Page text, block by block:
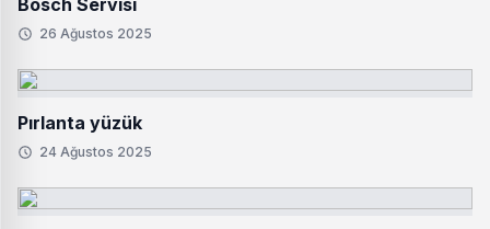
Bosch Servisi
26 Ağustos 2025
Pırlanta yüzük
24 Ağustos 2025